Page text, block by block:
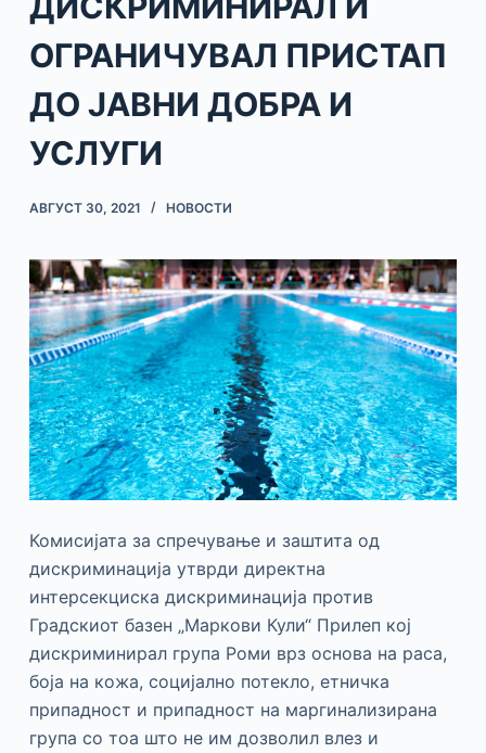
ОГРАНИЧУВАЛ ПРИСТАП
ДО ЈАВНИ ДОБРА И
УСЛУГИ
АВГУСТ 30, 2021 НОВОСТИ
Комисијата за спречување и заштита од
дискриминација утврди директна
интерсекциска дискриминација против
Градскиот базен „Маркови Кули“ Прилеп кој
дискриминирал група Роми врз основа на раса,
боја на кожа, социјално потекло, етничка
припадност и припадност на маргинализирана
група со тоа што не им дозволил влез и